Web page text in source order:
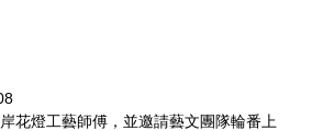
花燈工藝師傅，並邀請藝文團隊輪番上